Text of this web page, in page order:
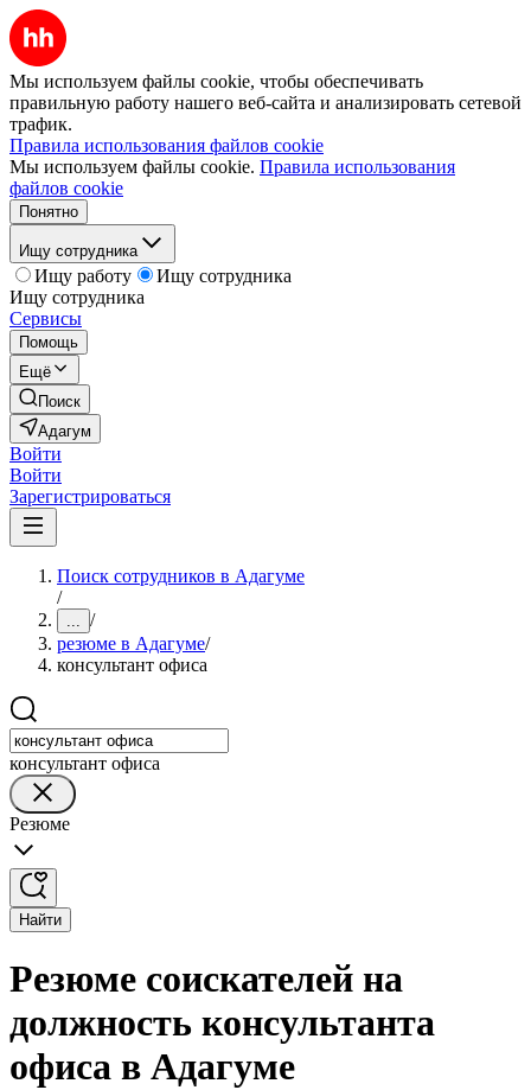
Мы используем файлы cookie, чтобы обеспечивать
правильную работу нашего веб-сайта и анализировать сетевой
трафик.
Правила использования файлов cookie
Мы используем файлы cookie. Правила использования
файлов cookie
Понятно
Ищу сотрудника
Ищу работу
Ищу сотрудника
Ищу сотрудника
Сервисы
Помощь
Ещё
Поиск
Адагум
Войти
Войти
Зарегистрироваться
Поиск сотрудников в Адагуме
/
... /
резюме в Адагуме/
консультант офиса
консультант офиса
Резюме
Найти
Резюме соискателей на
должность консультанта
офиса в Адагуме